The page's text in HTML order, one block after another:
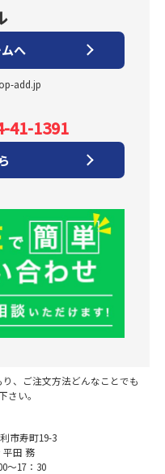
へ
add.jp
41-1391
、ご注文方法どんなことでも
さい。
市寿町19-3
平田 務
～17：30